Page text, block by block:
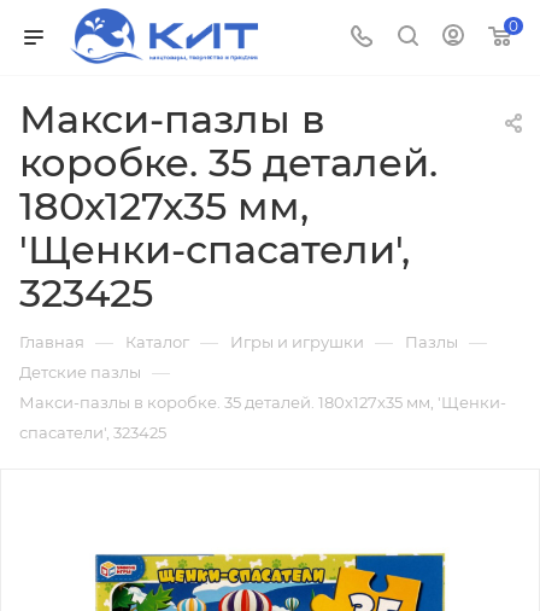
0
Макси-пазлы в
коробке. 35 деталей.
180х127х35 мм,
'Щенки-спасатели',
323425
Главная — Каталог — Игры и игрушки — Пазлы —
Детские пазлы —
Макси-пазлы в коробке. 35 деталей. 180х127х35 мм, 'Щенки-
спасатели', 323425